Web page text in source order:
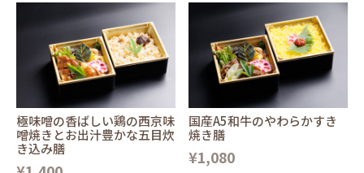
極味噌の香ばしい鶏の西京味
噌焼きとお出汁豊かな五目炊
き込み膳
国産A5和牛のやわらかすき
焼き膳
¥1,080